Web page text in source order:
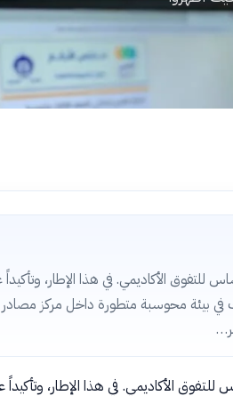
الأكاديمي. في هذا الإطار، وتأكيداً
بيئة محوسبة متطورة داخل مركز مصادر
الأكاديمي. في هذا الإطار، وتأكيداً